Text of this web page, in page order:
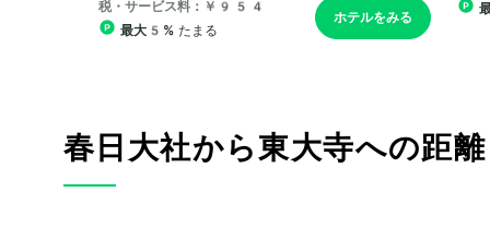
春日大社から東大寺への距